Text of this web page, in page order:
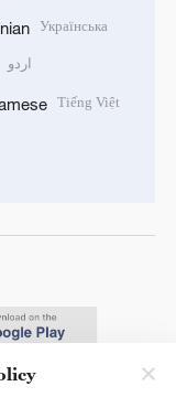
Українська
اردو
Tiếng Việt